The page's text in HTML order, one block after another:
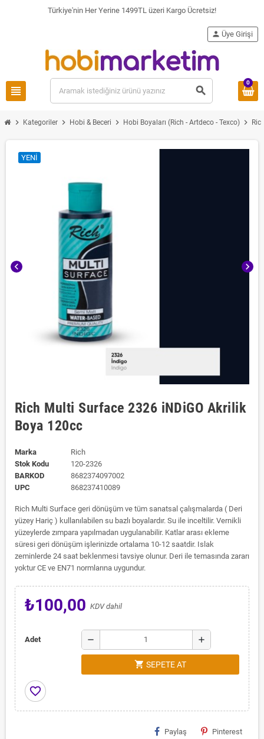
Türkiye'nin Her Yerine 1499TL üzeri Kargo Ücretsiz!
view_headline search
person Üye Girişi
0
chevron_right Kategoriler chevron_right Hobi & Beceri chevron_right Hobi Boyaları (Rich - Artdeco - Texco) chevron_right
chevron_left chevron_right
YENI
Rich Multi Surface 2326 iNDiGO Akrilik
Boya 120cc
Marka
Rich
Stok Kodu
120-2326
BARKOD
8682374097002
UPC
868237410089
Rich Multi Surface geri dönüşüm ve tüm sanatsal çalışmalarda ( Deri
yüzey Hariç ) kullanılabilen su bazlı boyalardır. Su ile inceltilir. Vernikli
yüzeylerde zımpara yapılmadan uygulanabilir. Katlar arası ekleme
süresi geri dönüşüm işlerinizde ortalama 10-12 saatdir. Islak
zeminlerde 24 saat beklenmesi tavsiye olunur. Deri ile temasında zararı
yoktur CE ve EN71 normlarına uygundur.
₺100,00 KDV dahil
Adet remove add
shopping_cart SEPETE AT
favorite_border
Paylaş Pinterest